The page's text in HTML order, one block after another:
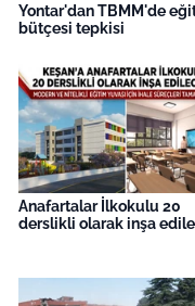
Yontar'dan TBMM'de
bütçesi tepkisi
Anafartalar İlkokulu 20
derslikli olarak inşa